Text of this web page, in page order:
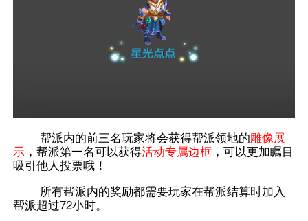
帮派内的前三名玩家将会获得帮派领地的雕像展
示 ，帮派第一名可以获得活动专属边框 ，可以更加瞩目
吸引他人投票哦！
所有帮派内的奖励都需要玩家在帮派结算时加入
帮派超过72小时。